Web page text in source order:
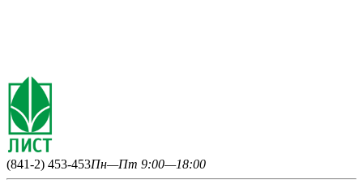
(841-2) 453-453Пн—Пт 9:00—18:00